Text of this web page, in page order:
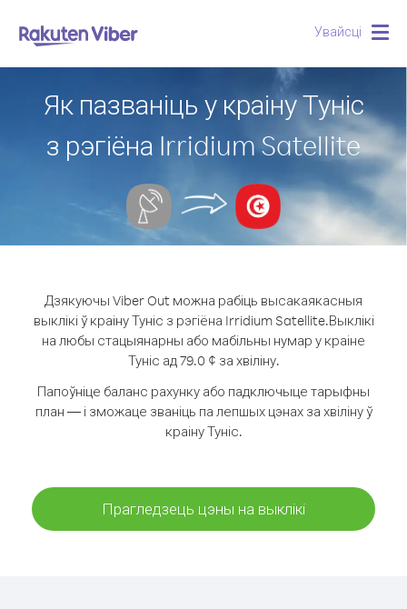
Увайсці
Як пазваніць у краіну Туніс
з рэгіёна Irridium Satellite
Дзякуючы Viber Out можна рабіць высакаякасныя
выклікі ў краіну Туніс з рэгіёна Irridium Satellite.Выклікі
на любы стацыянарны або мабільны нумар у краіне
Туніс ад 79.0 ¢ за хвіліну.
Папоўніце баланс рахунку або падключыце тарыфны
план — і зможаце званіць па лепшых цэнах за хвіліну ў
краіну Туніс.
Прагледзець цэны на выклікі